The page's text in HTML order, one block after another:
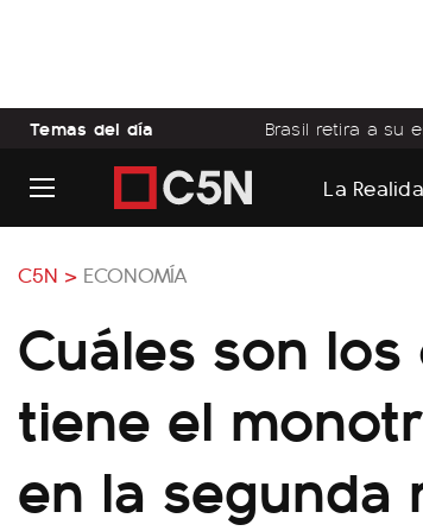
Temas del día Brasil retira a su
La
C5N > ECONOMÍA
Cuáles son
tiene el
en la segunda